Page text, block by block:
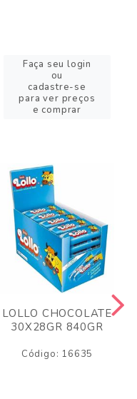
Faça seu login
ou
cadastre-se
para ver preços
e comprar
LOLLO CHOCOLATE
30X28GR 840GR
Código: 16635